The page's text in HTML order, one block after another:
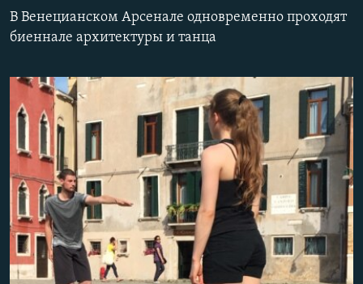
навигации
Перейти
РЕГИОН
КУЛЬТУРА
СПОРТ
АРХИВ
Հայերեն
English
Русский
В Венецианском Арсенале одновременно проходят
биеннале архитектуры и танца